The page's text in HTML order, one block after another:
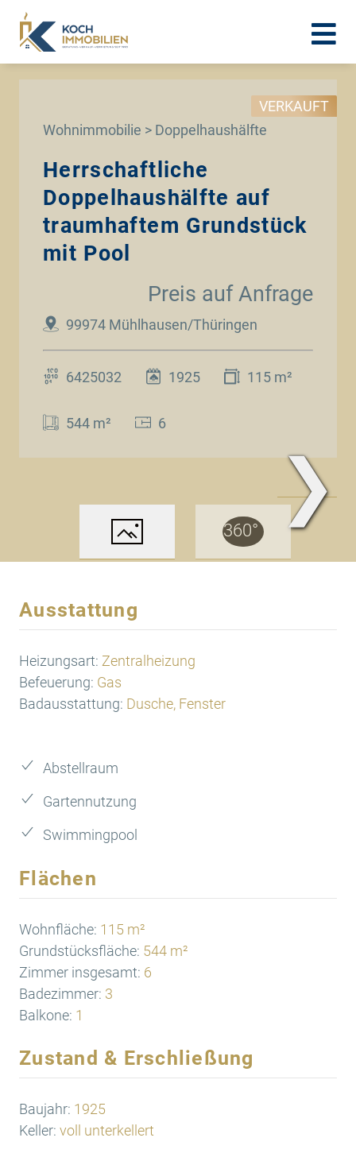
Wohnimmobilie > Doppelhaushälfte
VERKAUFT
Herrschaftliche
Doppelhaushälfte auf
traumhaftem Grundstück
mit Pool
99974 Mühlhausen/Thüringen
Preis auf Anfrage
6425032 1925 115 m²
544 m² 6
❯
Ausstattung
Heizungsart: Zentralheizung
Befeuerung: Gas
Badausstattung: Dusche, Fenster
Abstellraum
Gartennutzung
Swimmingpool
Flächen
Wohnfläche: 115 m²
Grundstücksfläche: 544 m²
Zimmer insgesamt: 6
Badezimmer: 3
Balkone: 1
Zustand & Erschließung
Baujahr: 1925
Keller: voll unterkellert